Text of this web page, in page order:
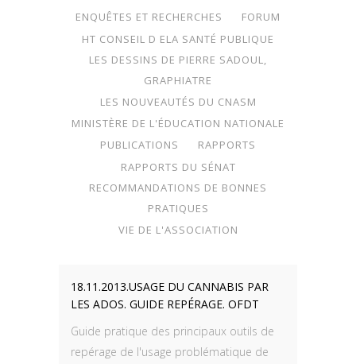
ENQUÊTES ET RECHERCHES
FORUM
HT CONSEIL D ELA SANTÉ PUBLIQUE
LES DESSINS DE PIERRE SADOUL,
GRAPHIATRE
LES NOUVEAUTÉS DU CNASM
MINISTÈRE DE L'ÉDUCATION NATIONALE
PUBLICATIONS
RAPPORTS
RAPPORTS DU SÉNAT
RECOMMANDATIONS DE BONNES
PRATIQUES
VIE DE L'ASSOCIATION
18.11.2013.USAGE DU CANNABIS PAR
LES ADOS. GUIDE REPÉRAGE. OFDT
Guide pratique des principaux outils de
repérage de l'usage problématique de